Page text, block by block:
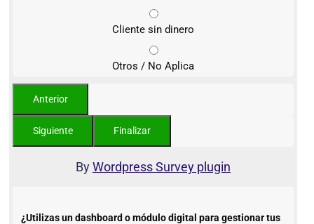
Cliente sin dinero
Otros / No Aplica
ByWordpress Survey plugin
¿Utilizas un dashboard o módulo digital para gestionar tus